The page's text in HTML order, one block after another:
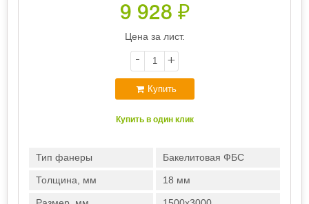
9 928 ₽
Цена за лист.
- +
Купить
Купить в один клик
Тип фанеры Бакелитовая ФБС
Толщина, мм 18 мм